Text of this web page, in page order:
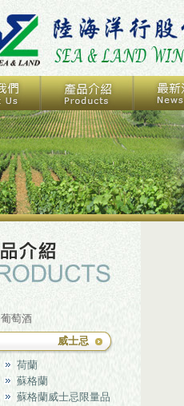
葡萄酒
威士忌
荷蘭
蘇格蘭
蘇格蘭威士忌限量品